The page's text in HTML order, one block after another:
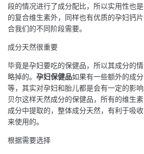
段的情况进行了成分配比，所以实用性也
的复合维生素外，同样也有优质的孕妇钙
合我们的不同阶段需要。
成分天然很重要
毕竟是孕妇要吃的保健品，所以其成分的
略掉的。 孕妇保健品如果有一些额外的成
等，其实对孕妇和胎儿都是会有一定的影
贝尔这样天然成分的保健品，所有的维生
成分中提取的，整体成分天然，有利于吸
来使用的。
根据需要选择